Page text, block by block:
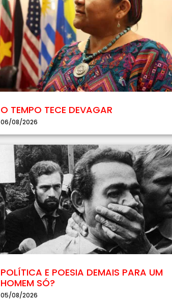
O TEMPO TECE DEVAGAR
06/08/2026
POLÍTICA E POESIA DEMAIS PARA UM
HOMEM SÓ?
05/08/2026